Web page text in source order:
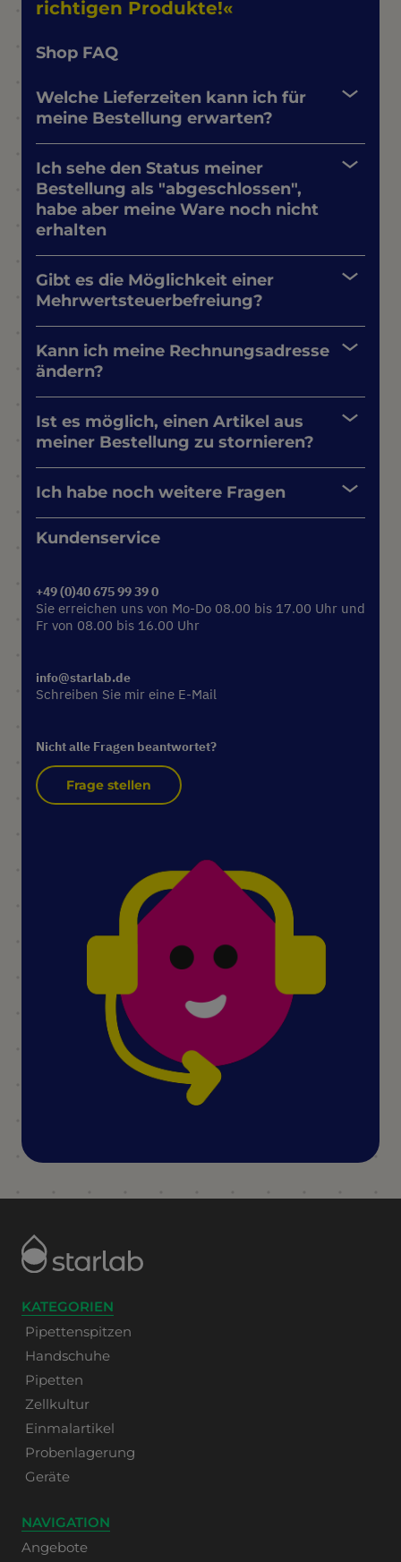
richtigen Produkte!
Shop FAQ
Welche Lieferzeiten kann ich für
meine Bestellung erwarten?
Ich sehe den Status meiner
Bestellung als "abgeschlossen",
habe aber meine Ware noch nicht
erhalten
Gibt es die Möglichkeit einer
Mehrwertsteuerbefreiung?
Kann ich meine Rechnungsadresse
ändern?
Ist es möglich, einen Artikel aus
meiner Bestellung zu stornieren?
Ich habe noch weitere Fragen
Kundenservice
+49 (0)40 675 99 39 0
Sie erreichen uns von Mo-Do 08.00 bis 17.00 Uhr und
Fr von 08.00 bis 16.00 Uhr
info@starlab.de
Schreiben Sie mir eine E-Mail
Nicht alle Fragen beantwortet?
Frage stellen
KATEGORIEN
Pipettenspitzen
Handschuhe
Pipetten
Zellkultur
Einmalartikel
Probenlagerung
Geräte
NAVIGATION
Angebote